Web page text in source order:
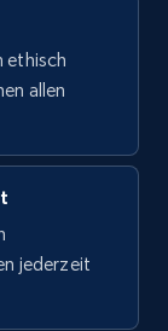
Post
ethisch
allen
jederzeit